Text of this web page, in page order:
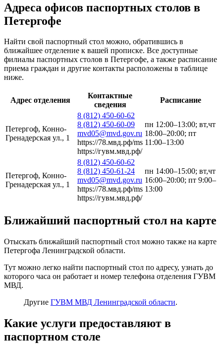
Адреса офисов паспортных столов в
Петергофе
Найти свой паспортный стол можно, обратившись в
ближайшее отделение к вашей прописке. Все доступные
филиалы паспортных столов в Петергофе, а также расписание
приема граждан и другие контакты расположены в таблице
ниже.
Адрес отделения
Контактные
сведения
Расписание
Петергоф, Конно-
Гренадерская ул., 1
8 (812) 450-60-62
8 (812) 450-60-09
mvd05@mvd.gov.ru
https://78.мвд.рф/ms
https://гувм.мвд.рф/
пн 12:00–13:00; вт,чт
18:00–20:00; пт
11:00–13:00
Петергоф, Конно-
Гренадерская ул., 1
8 (812) 450-60-62
8 (812) 450-61-24
mvd05@mvd.gov.ru
https://78.мвд.рф/ms
https://гувм.мвд.рф/
пн 14:00–15:00; вт,чт
16:00–20:00; пт 9:00–
13:00
Ближайший паспортный стол на карте
Отыскать ближайший паспортный стол можно также на карте
Петергофа Ленинградской области.
Тут можно легко найти паспортный стол по адресу, узнать до
которого часа он работает и номер телефона отделения ГУВМ
МВД.
Другие ГУВМ МВД Ленинградской области.
Какие услуги предоставляют в
паспортном столе